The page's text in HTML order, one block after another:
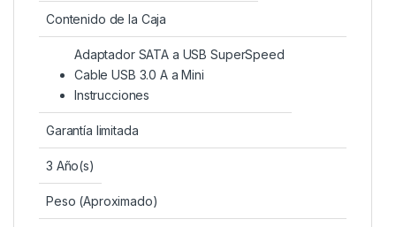
Contenido de la Caja
Adaptador SATA a USB SuperSpeed
Cable USB 3.0 A a Mini
Instrucciones
Garantía limitada
3 Año(s)
Peso (Aproximado)